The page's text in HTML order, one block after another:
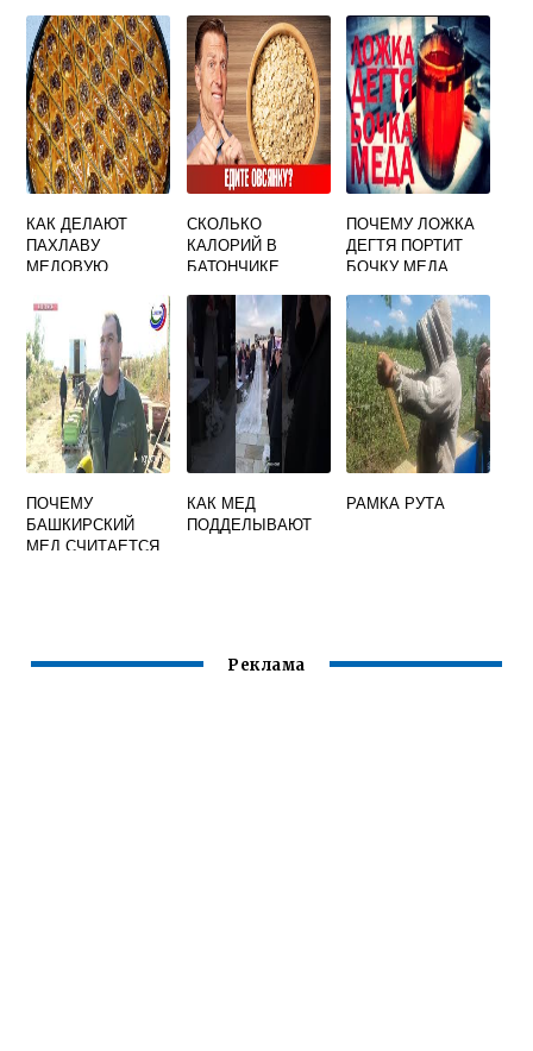
КАК ДЕЛАЮТ
ПАХЛАВУ
МЕДОВУЮ
СКОЛЬКО
КАЛОРИЙ В
БАТОНЧИКЕ
МЕД
ПОЧЕМУ ЛОЖКА
ДЕГТЯ ПОРТИТ
БОЧКУ МЕДА
ПОЧЕМУ
БАШКИРСКИЙ
МЕД СЧИТАЕТСЯ
КАК МЕД
ПОДДЕЛЫВАЮТ
РАМКА РУТА
Реклама